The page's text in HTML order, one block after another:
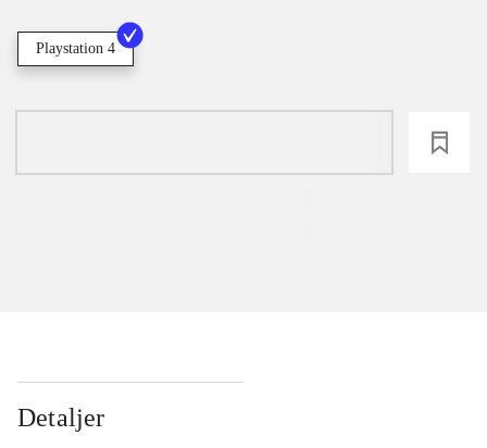
Playstation 4
Detaljer